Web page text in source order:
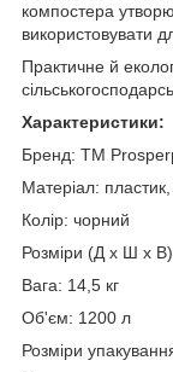
компостера
використовувати
Практичне й
Характеристики:
Бренд: TM
Матеріал:
Колір: чорний
Розміри (Д х Ш х
Вага: 14,5 кг
Об'єм: 1200 л
Розміри